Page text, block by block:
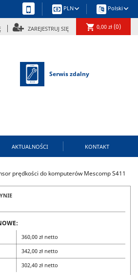
PLNkeyboard_arrow_down Polskikeyboard_arrow_down
ZAREJESTRUJ SIĘ shopping_cart 0,00 zł (0)
Serwis zdalny
AKTUALNOŚCI KONTAKT
prędkości do komputerów Mescomp S411
360,00 zł netto
342,00 zł netto
302,40 zł netto